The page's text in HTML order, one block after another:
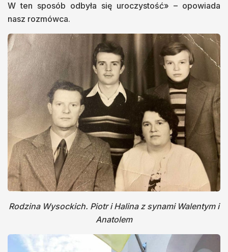
W ten sposób odbyła się uroczystość» – opowiada
nasz rozmówca.
Rodzina Wysockich. Piotr i Halina z synami Walentym i
Anatolem